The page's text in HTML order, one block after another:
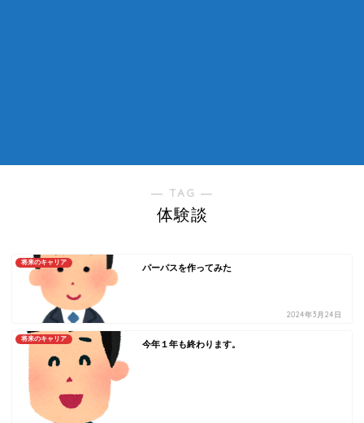
― TAG ―
体験談
将来のキャリア
パーパスを作ってみた
2024年3月24日
将来のキャリア
今年１年も終わります。